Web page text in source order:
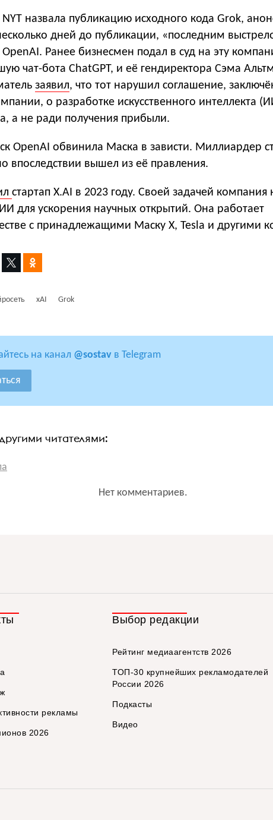
назвала публикацию исходного кода Grok,
дней до публикации, «последним
OpenAI. Ранее бизнесмен подал в суд на эту
чат-бота ChatGPT, и её гендиректора Сэма
заявил, что тот нарушил соглашение,
о разработке искусственного интеллекта
а не ради получения прибыли.
OpenAI обвинила Маска в зависти. Миллиардер
впоследствии вышел из её правления.
стартап X.AI в 2023 году. Своей задачей компания
для ускорения научных открытий. Она работает
с принадлежащими Маску X, Tesla и другими
xAI Grok
на канал @sostav в Telegram
читателями:
Нет комментариев.
рекламы
2026
Выбор редакции
Рейтинг медиаагентств 2026
ТОП-30 крупнейших рекламодателей
России 2026
Подкасты
Видео